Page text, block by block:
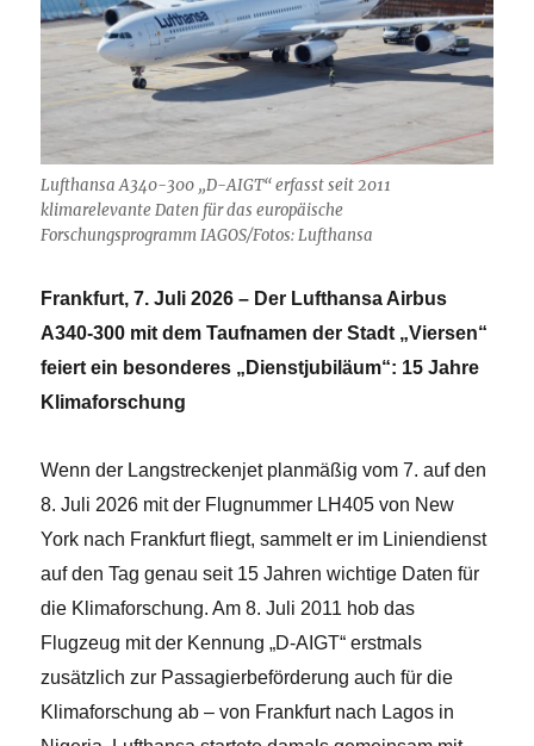
Lufthansa A340-300 „D-AIGT“ erfasst seit 2011
klimarelevante Daten für das europäische
Forschungsprogramm IAGOS/Fotos: Lufthansa
Frankfurt, 7. Juli 2026 – Der Lufthansa Airbus
A340-300 mit dem Taufnamen der Stadt „Viersen“
feiert ein besonderes „Dienstjubiläum“: 15 Jahre
Klimaforschung
Wenn der Langstreckenjet planmäßig vom 7. auf den
8. Juli 2026 mit der Flugnummer LH405 von New
York nach Frankfurt fliegt, sammelt er im Liniendienst
auf den Tag genau seit 15 Jahren wichtige Daten für
die Klimaforschung. Am 8. Juli 2011 hob das
Flugzeug mit der Kennung „D-AIGT“ erstmals
zusätzlich zur Passagierbeförderung auch für die
Klimaforschung ab – von Frankfurt nach Lagos in